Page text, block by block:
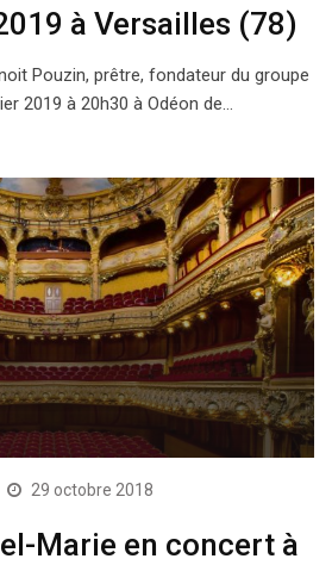
à Versailles (78)
Pouzin, prêtre, fondateur du groupe
2019 à 20h30 à Odéon de…
29 octobre 2018
Marie en concert à